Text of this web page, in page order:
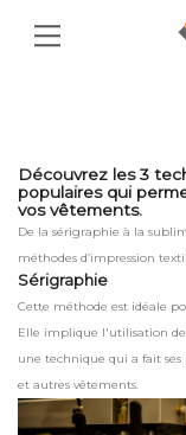
Découvrez les 3
populaires qui
vos vêtements.
De la sérigraphie à la
méthodes d’impression
Sérigraphie
Cette méthode est idéale
Elle implique l'utilisation
une technique qui a fait
et autres vêtements.